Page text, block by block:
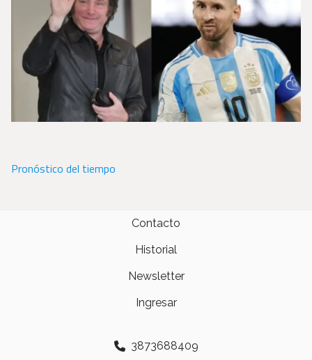
Pronóstico del tiempo
Contacto
Historial
Newsletter
Ingresar
3873688409